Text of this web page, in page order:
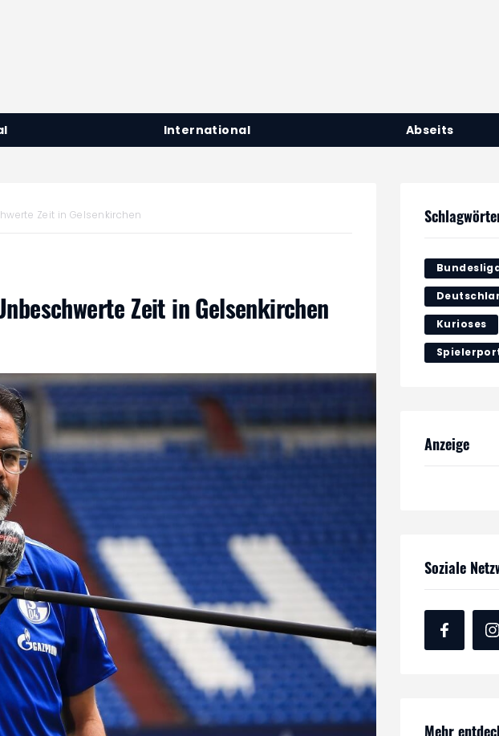
International Abseits
Zeit in Gelsenkirchen
Zeit in Gelsenkirchen Kurioses
Anzeige
Soziale
Mehr